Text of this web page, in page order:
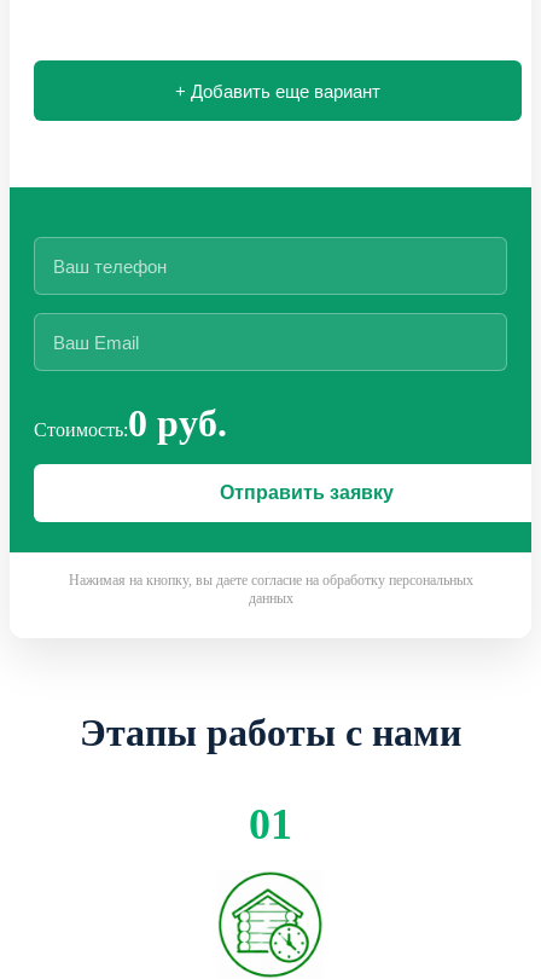
+ Добавить еще вариант
Стоимость:0 руб.
Нажимая на кнопку, вы даете согласие на обработку персональных
данных
Этапы работы с нами